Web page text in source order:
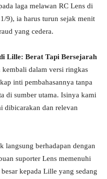
laga melawan RC Lens di
9), ia harus turun sejak menit
yang cedera.
Lille: Berat Tapi Bersejarah
dalam versi ringkas
inti pembahasannya tanpa
di sumber utama. Isinya kami
dibicarakan dan relevan
langsung berhadapan dengan
suporter Lens memenuhi
kepada Lille yang sedang